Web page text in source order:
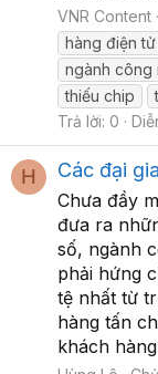
VNR Content
hàng điện
ngành công
thiếu chip
Trả lời: 0
H Các đại
Chưa đầy
đưa ra
số, ngành
phải hứng
tệ nhất từ
hàng tấn
khách hàng